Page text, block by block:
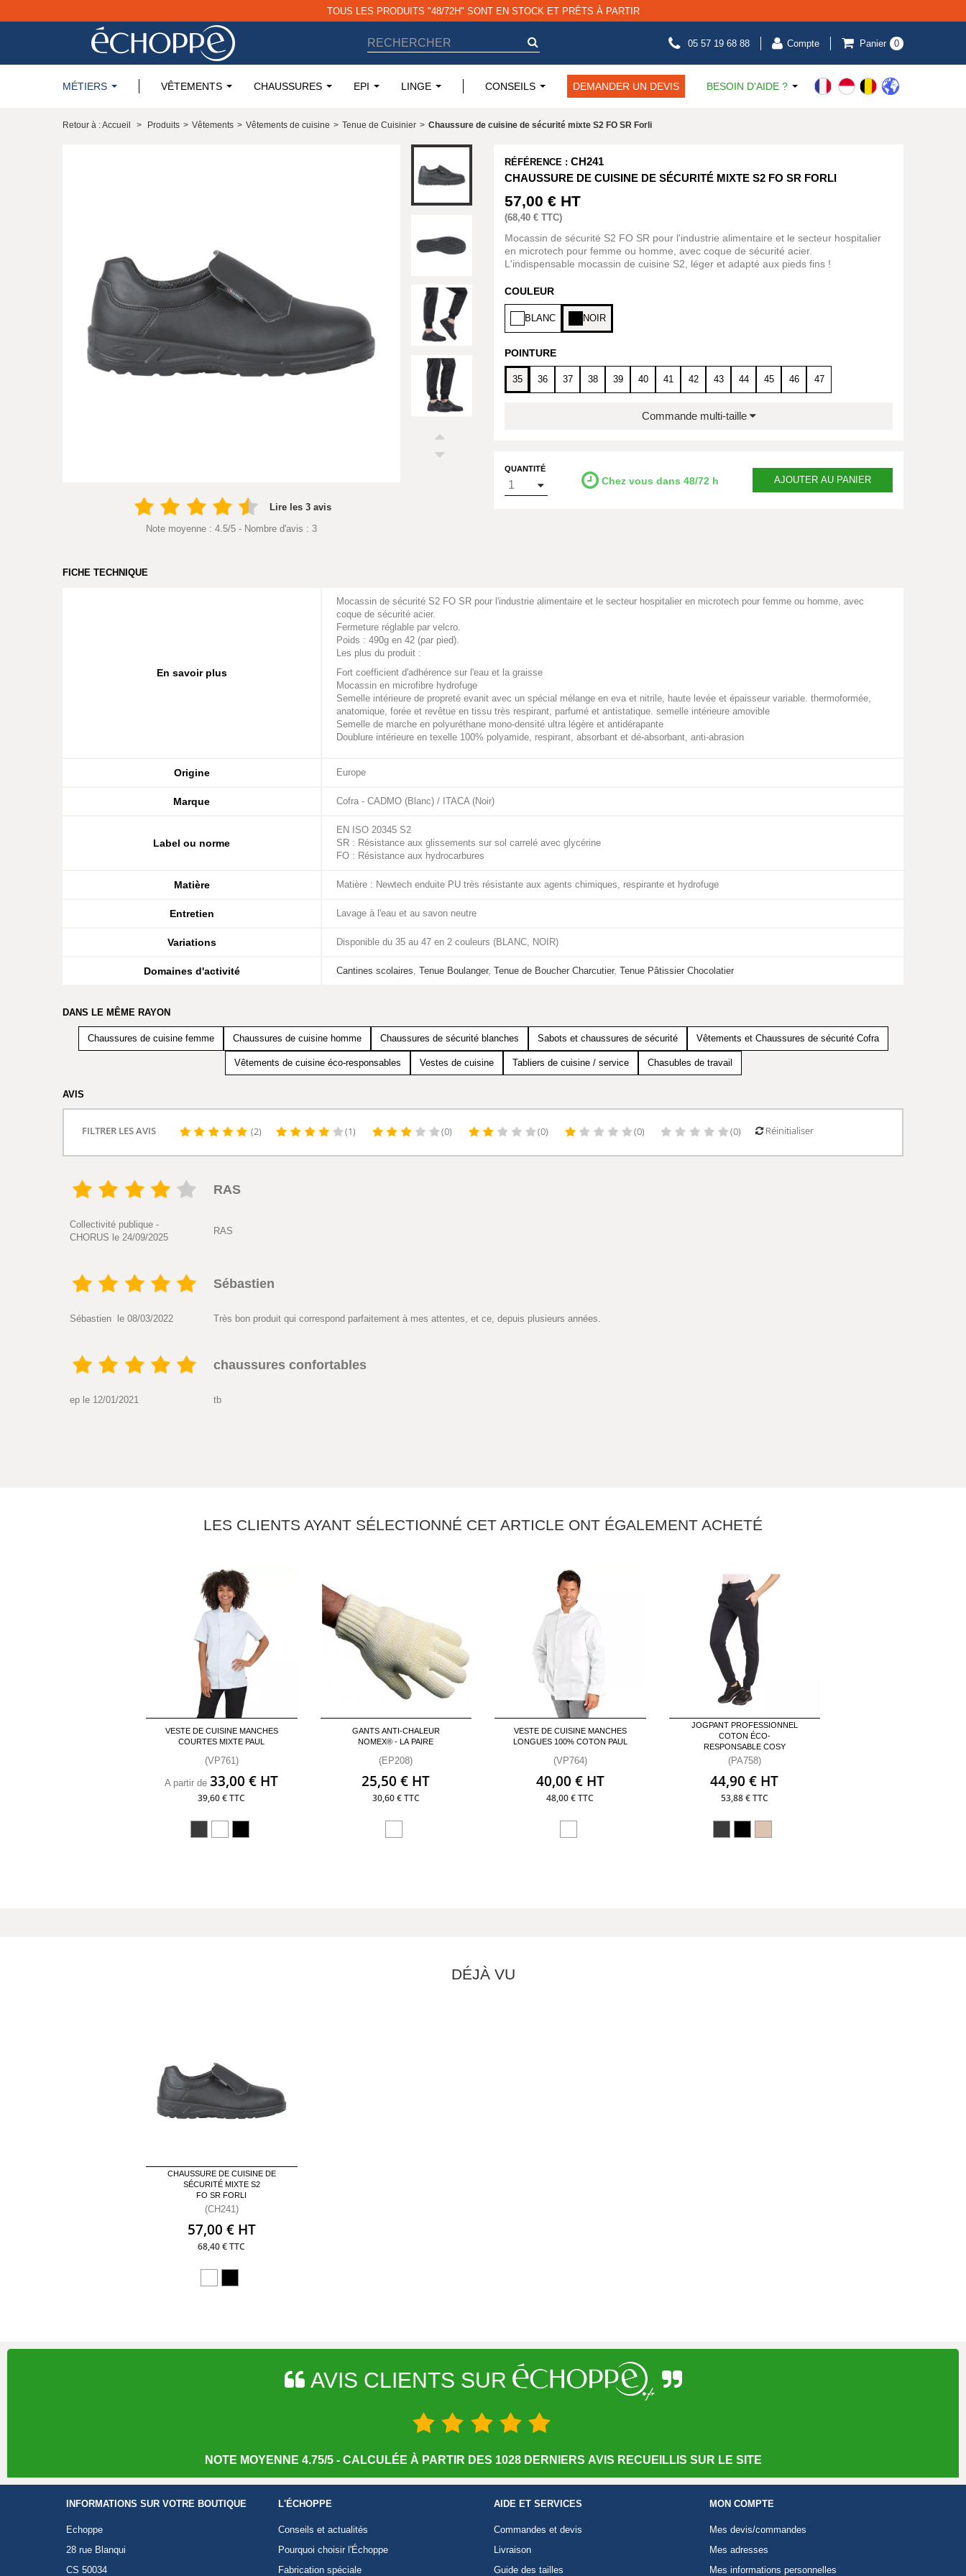
TOUS LES PRODUITS "48/72H" SONT EN STOCK ET PRÊTS À PARTIR
05 57 19 68 88 Compte Panier 0
MÉTIERS VÊTEMENTS CHAUSSURES EPI LINGE CONSEILS DEMANDER UN DEVIS BESOIN D'AIDE ?
Retour à : Accueil > Produits > Vêtements > Vêtements de cuisine > Tenue de Cuisinier > Chaussure de cuisine de sécurité mixte S2 FO SR Forli
Lire les 3 avis
Note moyenne : 4.5/5 - Nombre d'avis : 3
RÉFÉRENCE : CH241
CHAUSSURE DE CUISINE DE SÉCURITÉ MIXTE S2 FO SR FORLI
57,00 € HT
(68,40 € TTC)
Mocassin de sécurité S2 FO SR pour l'industrie alimentaire et le secteur hospitalier
en microtech pour femme ou homme, avec coque de sécurité acier.
L'indispensable mocassin de cuisine S2, léger et adapté aux pieds fins !
COULEUR
BLANC NOIR
POINTURE
35 36 37 38 39 40 41 42 43 44 45 46 47
Commande multi-taille
QUANTITÉ
Chez vous dans 48/72 h AJOUTER AU PANIER
FICHE TECHNIQUE
En savoir plus
Mocassin de sécurité S2 FO SR pour l'industrie alimentaire et le secteur hospitalier en microtech pour femme ou homme, avec
coque de sécurité acier.
Fermeture réglable par velcro.
Poids : 490g en 42 (par pied).
Les plus du produit :
Fort coefficient d'adhérence sur l'eau et la graisse
Mocassin en microfibre hydrofuge
Semelle intérieure de propreté evanit avec un spécial mélange en eva et nitrile, haute levée et épaisseur variable. thermoformée,
anatomique, forée et revêtue en tissu très respirant, parfumé et antistatique. semelle intérieure amovible
Semelle de marche en polyuréthane mono-densité ultra légère et antidérapante
Doublure intérieure en texelle 100% polyamide, respirant, absorbant et dé-absorbant, anti-abrasion
Origine Europe
Marque Cofra - CADMO (Blanc) / ITACA (Noir)
Label ou norme
EN ISO 20345 S2
SR : Résistance aux glissements sur sol carrelé avec glycérine
FO : Résistance aux hydrocarbures
Matière Matière : Newtech enduite PU très résistante aux agents chimiques, respirante et hydrofuge
Entretien Lavage à l'eau et au savon neutre
Variations Disponible du 35 au 47 en 2 couleurs (BLANC, NOIR)
Domaines d'activité Cantines scolaires, Tenue Boulanger, Tenue de Boucher Charcutier, Tenue Pâtissier Chocolatier
DANS LE MÊME RAYON
Chaussures de cuisine femme Chaussures de cuisine homme Chaussures de sécurité blanches Sabots et chaussures de sécurité Vêtements et Chaussures de sécurité Cofra
Vêtements de cuisine éco-responsables Vestes de cuisine Tabliers de cuisine / service Chasubles de travail
AVIS
FILTRER LES AVIS (2) (1) (0) (0) (0) (0) Réinitialiser
RAS
Collectivité publique -
CHORUS le 24/09/2025
RAS
Sébastien
Sébastien le 08/03/2022 Très bon produit qui correspond parfaitement à mes attentes, et ce, depuis plusieurs années.
chaussures confortables
ep le 12/01/2021 tb
LES CLIENTS AYANT SÉLECTIONNÉ CET ARTICLE ONT ÉGALEMENT ACHETÉ
VESTE DE CUISINE MANCHES
COURTES MIXTE PAUL
(VP761)
A partir de33,00 € HT
39,60 € TTC
GANTS ANTI-CHALEUR
NOMEX® - LA PAIRE
(EP208)
25,50 € HT
30,60 € TTC
VESTE DE CUISINE MANCHES
LONGUES 100% COTON PAUL
(VP764)
40,00 € HT
48,00 € TTC
JOGPANT PROFESSIONNEL
COTON ÉCO-
RESPONSABLE COSY
(PA758)
44,90 € HT
53,88 € TTC
DÉJÀ VU
CHAUSSURE DE CUISINE DE
SÉCURITÉ MIXTE S2
FO SR FORLI
(CH241)
57,00 € HT
68,40 € TTC
AVIS CLIENTS SUR
NOTE MOYENNE 4.75/5 - CALCULÉE À PARTIR DES 1028 DERNIERS AVIS RECUEILLIS SUR LE SITE
INFORMATIONS SUR VOTRE BOUTIQUE
Echoppe
28 rue Blanqui
CS 50034
L'ÉCHOPPE
Conseils et actualités
Pourquoi choisir l'Échoppe
Fabrication spéciale
AIDE ET SERVICES
Commandes et devis
Livraison
Guide des tailles
MON COMPTE
Mes devis/commandes
Mes adresses
Mes informations personnelles